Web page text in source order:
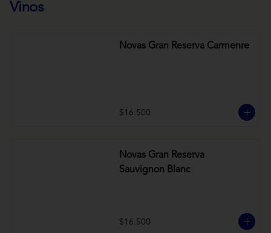
Vinos
Novas Gran Reserva Carmenre
$16.500
Novas Gran Reserva
Sauvignon Blanc
$16.500